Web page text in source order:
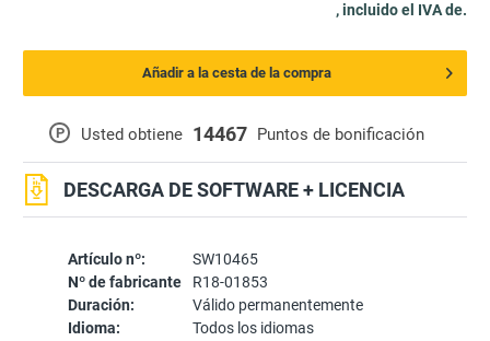
Artículo nº:
SW10465
Nº de fabricante
R18-01853
Duración:
Válido permanentemente
Idioma:
Todos los idiomas
P Usted obtiene 14467 Puntos de bonificación
DESCARGA DE SOFTWARE + LICENCIA
, incluido el IVA de.
Añadir a la cesta de la compra